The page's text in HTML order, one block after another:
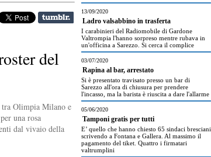
del
tra Olimpia Milano e
una rosa
dal vivaio della
13/09/2020
Ladro valsabbino in trasferta
I carabinieri del Radiomobile di Gardone
Valtrompia l'hanno sorpreso mentre rubava in
un'officina a Sarezzo. Si cerca il complice
03/07/2020
Rapina al bar, arrestato
Si è presentato travisato presso un bar di
Sarezzo all'ora di chiusura per prendere
l'incasso, ma la barista è riuscita a dare l'allarme
05/06/2020
Tamponi gratis per tutti
E’ quello che hanno chiesto 65 sindaci bresciani
scrivendo a Fontana e Gallera. Al massimo il
pagamento del tiket. Quattro i firmatari
valtrumplini